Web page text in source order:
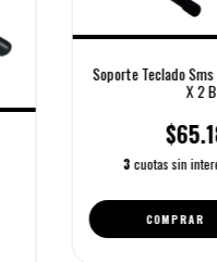
Soporte Teclado
X 2
3 cuotas sin